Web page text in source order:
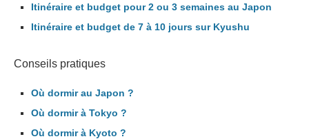
Itinéraire et budget pour 2 ou 3 semaines au Japon
Itinéraire et budget de 7 à 10 jours sur Kyushu
Conseils pratiques
Où dormir au Japon ?
Où dormir à Tokyo ?
Où dormir à Kyoto ?